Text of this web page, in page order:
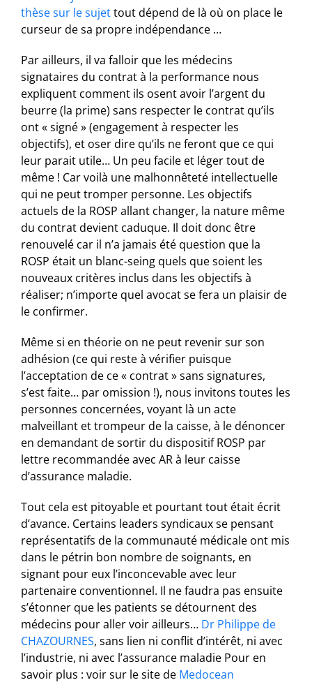
thèse sur le sujettout dépend de là où on place le
curseur de sa propre indépendance …
Par ailleurs, il va falloir que les médecins
signataires du contrat à la performance nous
expliquent comment ils osent avoir l’argent du
beurre (la prime) sans respecter le contrat qu’ils
ont « signé » (engagement à respecter les
objectifs), et oser dire qu’ils ne feront que ce qui
leur parait utile… Un peu facile et léger tout de
même ! Car voilà une malhonnêteté intellectuelle
qui ne peut tromper personne. Les objectifs
actuels de la ROSP allant changer, la nature même
du contrat devient caduque. Il doit donc être
renouvelé car il n’a jamais été question que la
ROSP était un blanc-seing quels que soient les
nouveaux critères inclus dans les objectifs à
réaliser; n’importe quel avocat se fera un plaisir de
le confirmer.
Même si en théorie on ne peut revenir sur son
adhésion (ce qui reste à vérifier puisque
l’acceptation de ce « contrat » sans signatures,
s’est faite… par omission !), nous invitons toutes les
personnes concernées, voyant là un acte
malveillant et trompeur de la caisse, à le dénoncer
en demandant de sortir du dispositif ROSP par
lettre recommandée avec AR à leur caisse
d’assurance maladie.
Tout cela est pitoyable et pourtant tout était écrit
d’avance. Certains leaders syndicaux se pensant
représentatifs de la communauté médicale ont mis
dans le pétrin bon nombre de soignants, en
signant pour eux l’inconcevable avec leur
partenaire conventionnel. Il ne faudra pas ensuite
s’étonner que les patients se détournent des
médecins pour aller voir ailleurs… Dr Philippe de
CHAZOURNES, sans lien ni conflit d’intérêt, ni avec
l’industrie, ni avec l’assurance maladie Pour en
savoir plus : voir sur le site de Medocean